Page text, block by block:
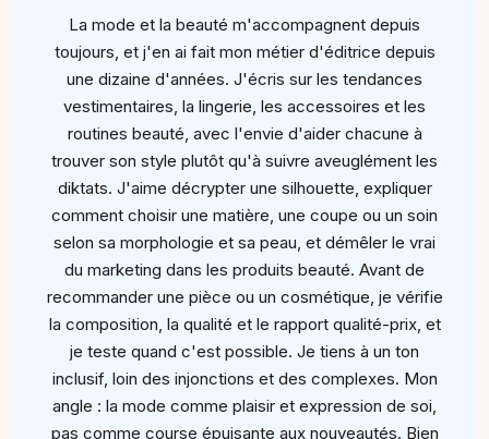
La mode et la beauté m'accompagnent depuis
toujours, et j'en ai fait mon métier d'éditrice depuis
une dizaine d'années. J'écris sur les tendances
vestimentaires, la lingerie, les accessoires et les
routines beauté, avec l'envie d'aider chacune à
trouver son style plutôt qu'à suivre aveuglément les
diktats. J'aime décrypter une silhouette, expliquer
comment choisir une matière, une coupe ou un soin
selon sa morphologie et sa peau, et démêler le vrai
du marketing dans les produits beauté. Avant de
recommander une pièce ou un cosmétique, je vérifie
la composition, la qualité et le rapport qualité-prix, et
je teste quand c'est possible. Je tiens à un ton
inclusif, loin des injonctions et des complexes. Mon
angle : la mode comme plaisir et expression de soi,
pas comme course épuisante aux nouveautés. Bien